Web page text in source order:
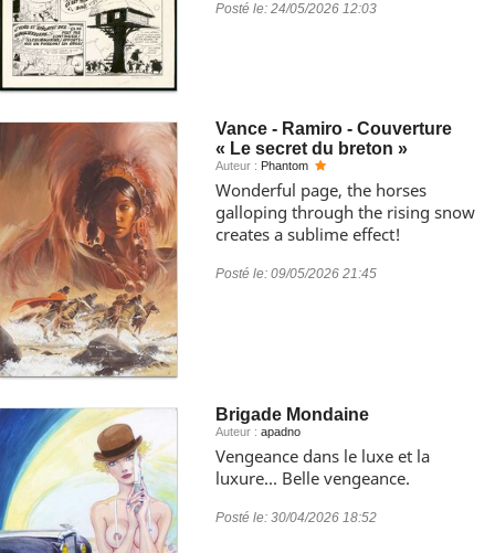
Posté le: 24/05/2026 12:03
Vance - Ramiro - Couverture
« Le secret du breton »
Auteur : Phantom
Wonderful page, the horses
galloping through the rising snow
creates a sublime effect!
Posté le: 09/05/2026 21:45
Brigade Mondaine
Auteur : apadno
Vengeance dans le luxe et la
luxure... Belle vengeance.
Posté le: 30/04/2026 18:52